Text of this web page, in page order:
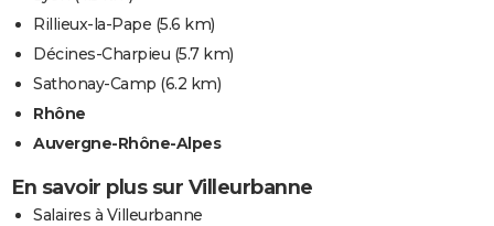
Rillieux-la-Pape (5.6 km)
Décines-Charpieu (5.7 km)
Sathonay-Camp (6.2 km)
Rhône
Auvergne-Rhône-Alpes
En savoir plus sur Villeurbanne
Salaires à Villeurbanne